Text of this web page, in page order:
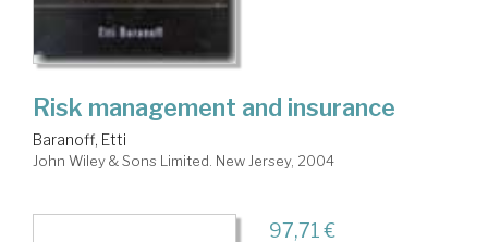
Risk management and insurance
Baranoff, Etti
John Wiley & Sons Limited. New Jersey, 2004
97,71 €